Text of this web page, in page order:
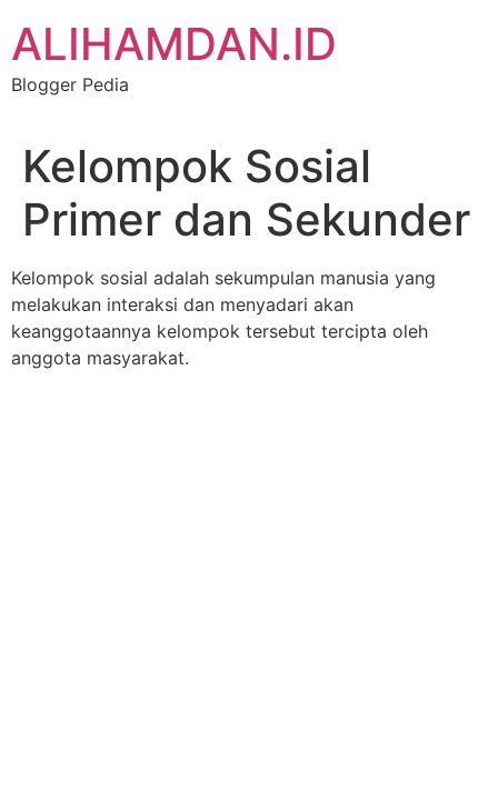
content
ALIHAMDAN.ID
Blogger Pedia
Kelompok Sosial
Primer dan Sekunder
Kelompok sosial adalah sekumpulan manusia yang
melakukan interaksi dan menyadari akan
keanggotaannya kelompok tersebut tercipta oleh
anggota masyarakat.